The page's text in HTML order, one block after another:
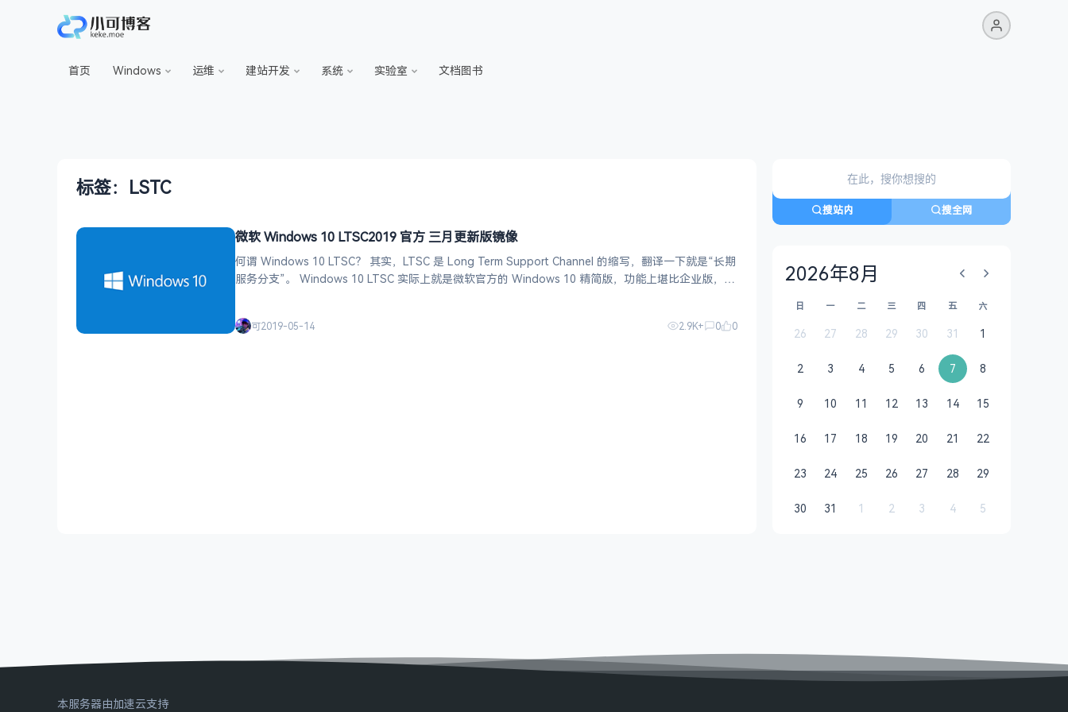
首页 Windows 运维 建站开发 系统 实验室 文档图书
标签：LSTC
微软 Windows 10 LTSC2019 官方 三月更新版镜像
何谓 Windows 10 LTSC？ 其实，LTSC 是 Long Term Support Channel 的缩写，翻译一下就是“长期
服务分支”。 Windows 10 LTSC 实际上就是微软官方的 Windows 10 精简版，功能上堪比企业版，Wi
可2019-05-14 2.9K+ 0 0
搜站内 搜全网
2026年8月
日 一 二 三 四 五 六
26 27 28 29 30 31 1
2 3 4 5 6 7 8
9 10 11 12 13 14 15
16 17 18 19 20 21 22
23 24 25 26 27 28 29
30 31 1 2 3 4 5
本服务器由加速云支持